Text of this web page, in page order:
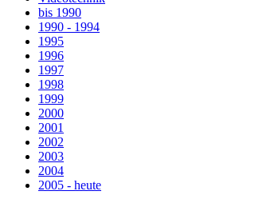
bis 1990
1990 - 1994
1995
1996
1997
1998
1999
2000
2001
2002
2003
2004
2005 - heute